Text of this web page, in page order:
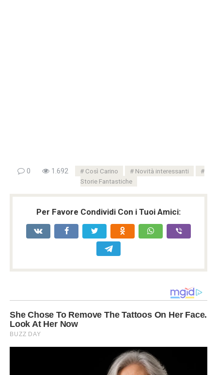
0 1.692 Così Carino
Novità interessanti
Storie Fantastiche
Per Favore Condividi Con i Tuoi Amici: